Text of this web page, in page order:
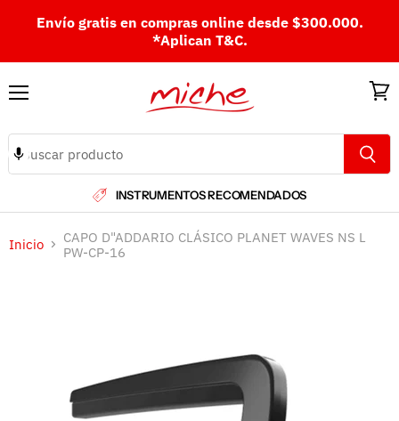
Envío gratis en compras online desde $300.000.
*Aplican T&C.
INSTRUMENTOS RECOMENDADOS
Inicio
CAPO D"ADDARIO CLÁSICO PLANET WAVES NS L
PW-CP-16